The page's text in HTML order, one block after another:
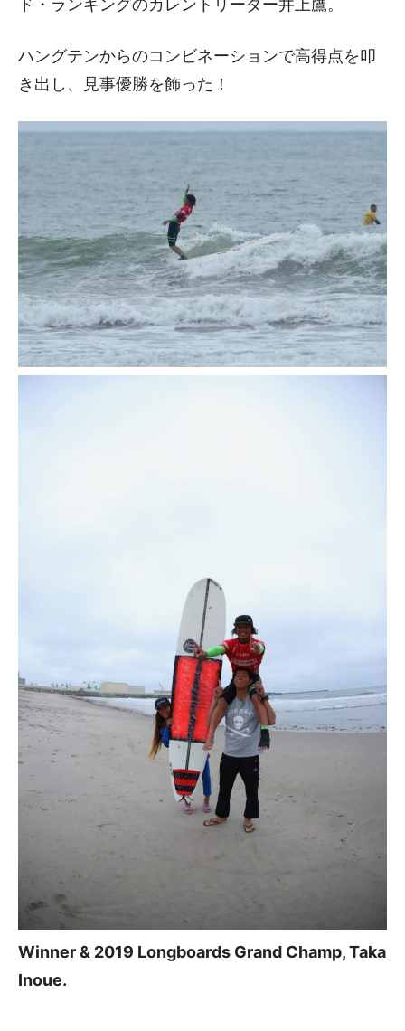
ド・ランキングのカレントリーダー井上鷹。
ハングテンからのコンビネーションで高得点を叩
き出し、見事優勝を飾った！
Winner & 2019 Longboards Grand Champ, Taka
Inoue.